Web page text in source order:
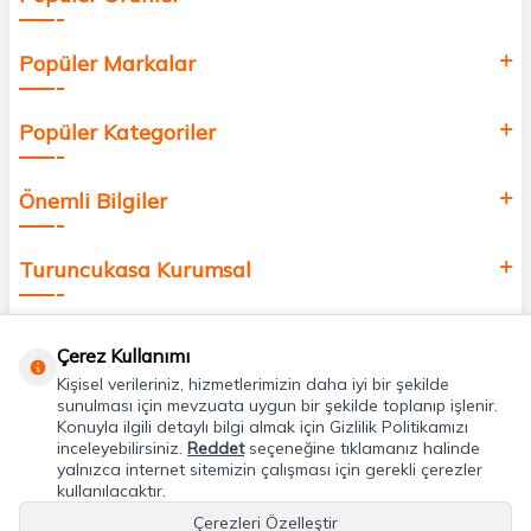
Popüler Markalar
Popüler Kategoriler
Önemli Bilgiler
Turuncukasa Kurumsal
Uygulamalarımız
Adres & İletişim
Çerez Kullanımı
Kişisel verileriniz, hizmetlerimizin daha iyi bir şekilde
sunulması için mevzuata uygun bir şekilde toplanıp işlenir.
Konuyla ilgili detaylı bilgi almak için Gizlilik Politikamızı
inceleyebilirsiniz. Reddetseçeneğine tıklamanız halinde
yalnızca internet sitemizin çalışması için gerekli çerezler
kullanılacaktır.
Çerezleri Özelleştir